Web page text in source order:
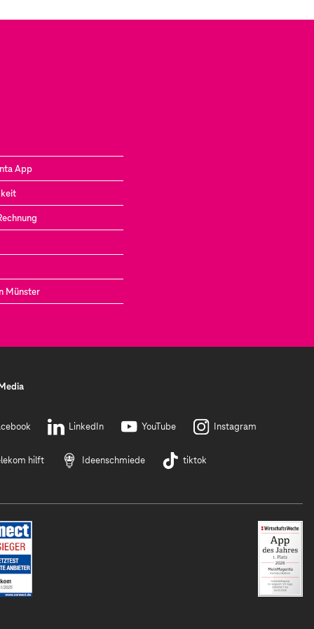
App
Münster
LinkedIn YouTube Instagram
hilft Ideenschmiede tiktok